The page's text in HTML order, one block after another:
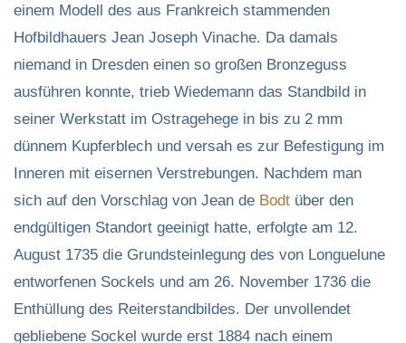
einem Modell des aus Frankreich stammenden
Hofbildhauers Jean Joseph Vinache. Da damals
niemand in Dresden einen so großen Bronzeguss
ausführen konnte, trieb Wiedemann das Standbild in
seiner Werkstatt im Ostragehege in bis zu 2 mm
dünnem Kupferblech und versah es zur Befestigung im
Inneren mit eisernen Verstrebungen. Nachdem man
sich auf den Vorschlag von Jean de Bodt über den
endgültigen Standort geeinigt hatte, erfolgte am 12.
August 1735 die Grundsteinlegung des von Longuelune
entworfenen Sockels und am 26. November 1736 die
Enthüllung des Reiterstandbildes. Der unvollendet
gebliebene Sockel wurde erst 1884 nach einem